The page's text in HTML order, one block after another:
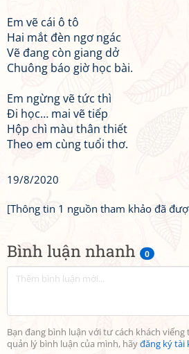
Bình luận nhanh 0
Bạn đang bình luận với tư cách khách
quản lý bình luận của mình, hãyđăng ký tài
Em vẽ cái ô tô
Hai mắt đèn ngơ ngác
Vẽ đang còn giang dở
Chuông báo giờ học bài.
Em ngừng vẽ tức thì
Đi học… mai vẽ tiếp
Hộp chì màu thân thiết
Theo em cùng tuổi thơ.
19/8/2020
[Thông tin 1 nguồn tham khảo đã